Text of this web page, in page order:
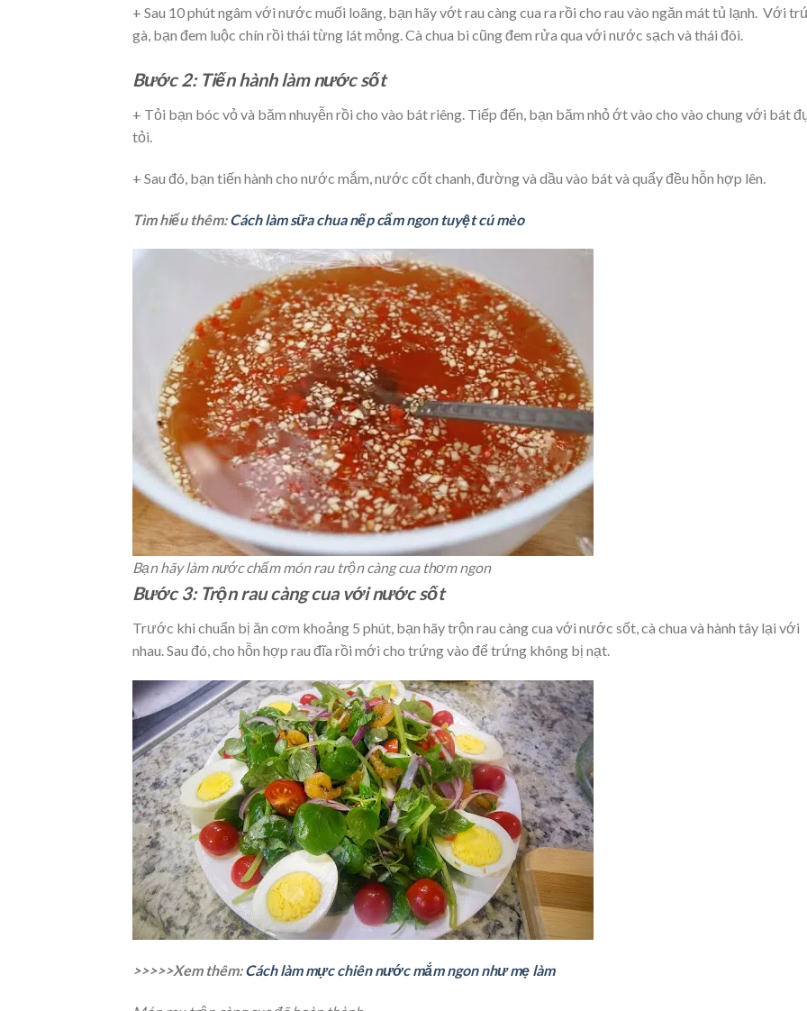
+ Sau 10 phút ngâm với nước muối loãng, bạn hãy vớt rau càng cua ra rồi cho rau vào ngăn mát tủ lạnh. Với
gà, bạn đem luộc chín rồi thái từng lát mỏng. Cà chua bi cũng đem rửa qua với nước sạch và thái đôi.
Bước 2: Tiến hành làm nước sốt
+ Tỏi bạn bóc vỏ và băm nhuyễn rồi cho vào bát riêng. Tiếp đến, bạn băm nhỏ ớt vào cho vào chung với bát
tỏi.
+ Sau đó, bạn tiến hành cho nước mắm, nước cốt chanh, đường và dầu vào bát và quẩy đều hỗn hợp lên.
Tìm hiểu thêm:Cách làm sữa chua nếp cẩm ngon tuyệt cú mèo
Bạn hãy làm nước chấm món rau trộn càng cua thơm ngon
Bước 3: Trộn rau càng cua với nước sốt
Trước khi chuẩn bị ăn cơm khoảng 5 phút, bạn hãy trộn rau càng cua với nước sốt, cà chua và hành tây lại với
nhau. Sau đó, cho hỗn hợp rau đĩa rồi mới cho trứng vào để trứng không bị nạt.
>>>>>Xem thêm:Cách làm mực chiên nước mắm ngon như mẹ làm